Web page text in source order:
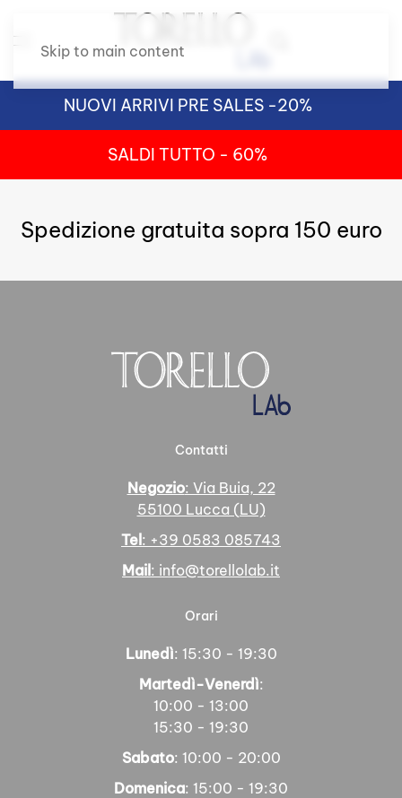
Skip to main content
NUOVI ARRIVI PRE SALES -20%
SALDI TUTTO - 60%
Spedizione gratuita sopra 150 euro
Contatti
Negozio: Via Buia, 22
55100 Lucca (LU)
Tel: +39 0583 085743
Mail: info@torellolab.it
Orari
Lunedì: 15:30 - 19:30
Martedì-Venerdì:
10:00 - 13:00
15:30 - 19:30
Sabato: 10:00 - 20:00
Domenica: 15:00 - 19:30